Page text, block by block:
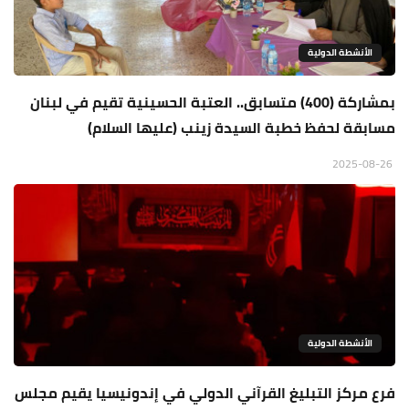
الأنشطة الدولية
بمشاركة (400) متسابق.. العتبة الحسينية تقيم في لبنان
مسابقة لحفظ خطبة السيدة زينب (عليها السلام)
الأنشطة الدولية
فرع مركز التبليغ القرآني الدولي في إندونيسيا يقيم مجلس